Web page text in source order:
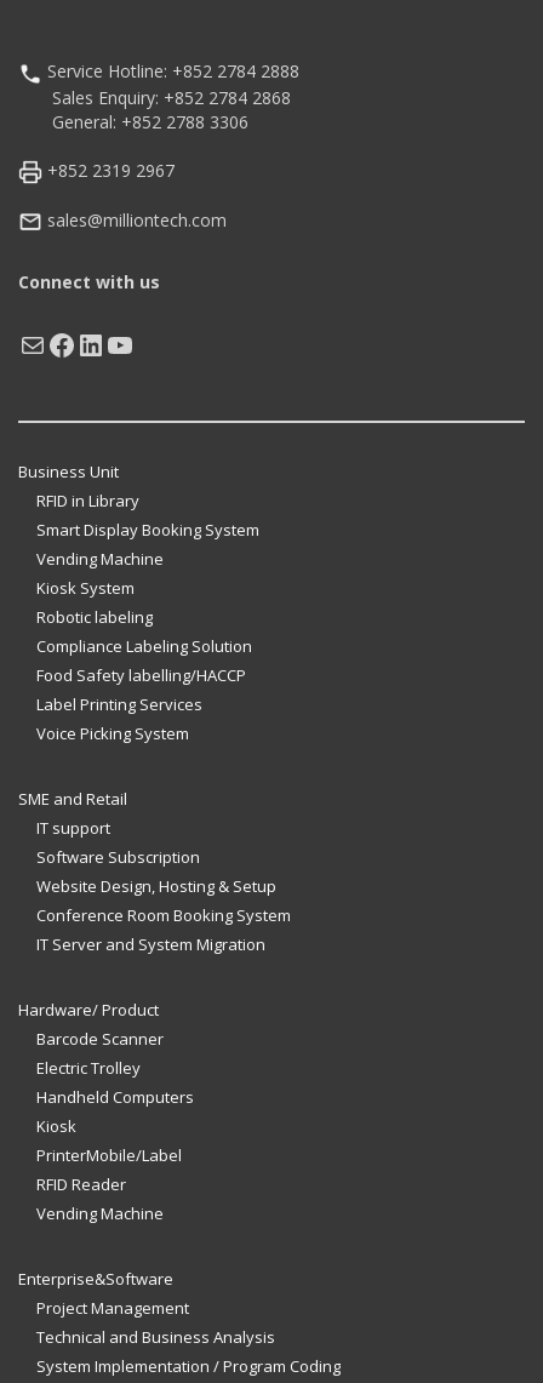
Service Hotline: +852 2784 2888
Sales Enquiry: +852 2784 2868
General: +852 2788 3306
+852 2319 2967
sales@milliontech.com
Connect with us
MailFacebook
LinkedIn
YouTube
Business Unit
RFID in Library
Smart Display Booking System
Vending Machine
Kiosk System
Robotic labeling
Compliance Labeling Solution
Food Safety labelling/HACCP
Label Printing Services
Voice Picking System
SME and Retail
IT support
Software Subscription
Website Design, Hosting & Setup
Conference Room Booking System
IT Server and System Migration
Hardware/ Product
Barcode Scanner
Electric Trolley
Handheld Computers
Kiosk
PrinterMobile/Label
RFID Reader
Vending Machine
Enterprise&Software
Project Management
Technical and Business Analysis
System Implementation / Program Coding